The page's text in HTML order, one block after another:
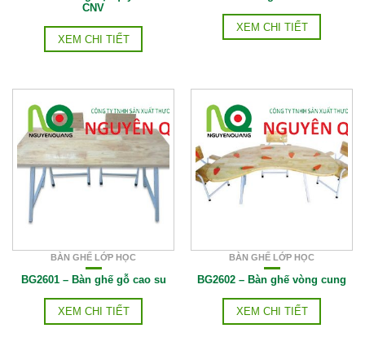
CNV
XEM CHI TIẾT
XEM CHI TIẾT
BÀN GHẾ LỚP HỌC
BG2601 – Bàn ghế gỗ cao su
XEM CHI TIẾT
BÀN GHẾ LỚP HỌC
BG2602 – Bàn ghế vòng cung
XEM CHI TIẾT